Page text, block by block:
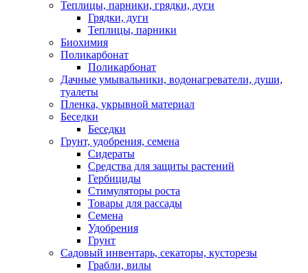
Теплицы, парники, грядки, дуги
Грядки, дуги
Теплицы, парники
Биохимия
Поликарбонат
Поликарбонат
Дачные умывальники, водонагреватели, души,
туалеты
Пленка, укрывной материал
Беседки
Беседки
Грунт, удобрения, семена
Сидераты
Средства для защиты растений
Гербициды
Стимуляторы роста
Товары для рассады
Семена
Удобрения
Грунт
Садовый инвентарь, секаторы, кусторезы
Грабли, вилы